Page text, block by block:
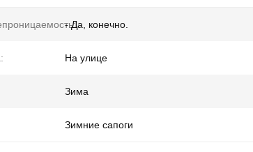
- Да, конечно.
На улице
Зима
Зимние сапоги